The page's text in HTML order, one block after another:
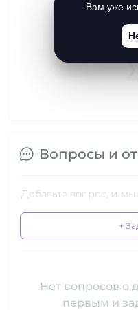
Вопросы и
Добавьте вопрос, и
+
Нет вопросов о
первым и
Вам уже